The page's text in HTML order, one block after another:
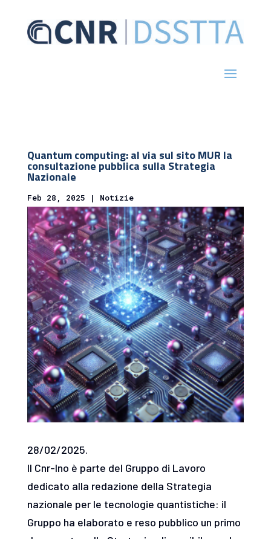
Quantum computing: al via sul sito MUR la
consultazione pubblica sulla Strategia
Nazionale
Feb 28, 2025 | Notizie
28/02/2025.
Il Cnr-Ino è parte del Gruppo di Lavoro
dedicato alla redazione della Strategia
nazionale per le tecnologie quantistiche: il
Gruppo ha elaborato e reso pubblico un primo